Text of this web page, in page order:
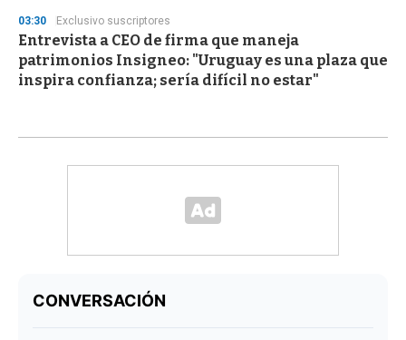
03:30 Exclusivo suscriptores
Entrevista a CEO de firma que maneja
patrimonios Insigneo: "Uruguay es una plaza que
inspira confianza; sería difícil no estar"